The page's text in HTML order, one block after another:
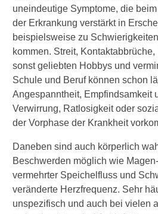
uneindeutige Symptome, die
der Erkrankung verstärkt in
beispielsweise zu
kommen. Streit,
sonst geliebten Hobbys und
Schule und Beruf können schon
Angespanntheit, Empfindsamkeit
Verwirrung, Ratlosigkeit oder
der Vorphase der Krankheit
Daneben sind auch körperlich
Beschwerden möglich wie
vermehrter Speichelfluss und
veränderte Herzfrequenz. Sehr
unspezifisch und auch bei vielen
Weiß ein Patient, dass er
schizophren ist?
Umgang mit Schizophrenie-
Kranken
Sind Menschen mit
Schizophrenie gefährlich?
Hilfe durch Angehörige und
Freunde
Was tun bei Nichteinnahme
der Medikamente?
Selbsthilfegruppen für